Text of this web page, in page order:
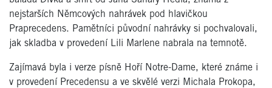
nejstarších Němcových nahrávek pod hlavičkou
Praprecedens. Pamětníci původní nahrávky si pochvalovali,
jak skladba v provedení Lili Marlene nabrala na temnotě.
Zajímavá byla i verze písně Hoří Notre-Dame, které známe i
v provedení Precedensu a ve skvělé verzi Michala Prokopa,